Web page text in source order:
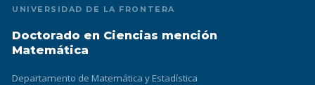
UNIVERSIDAD DE LA FRONTERA
Doctorado en Ciencias mención
Matemática
Departamento de Matemática y Estadística